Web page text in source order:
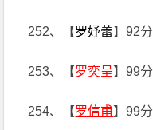
252、【罗妤蕾】92分
253、【罗奕呈】99分
254、【罗信甫】99分